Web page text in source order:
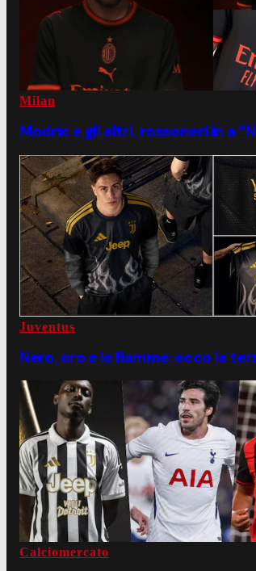
Milan
Modric e gli altri, rossoneri in a
Juventus
Nero, oro e le fiamme: ecco la
Calciomercato